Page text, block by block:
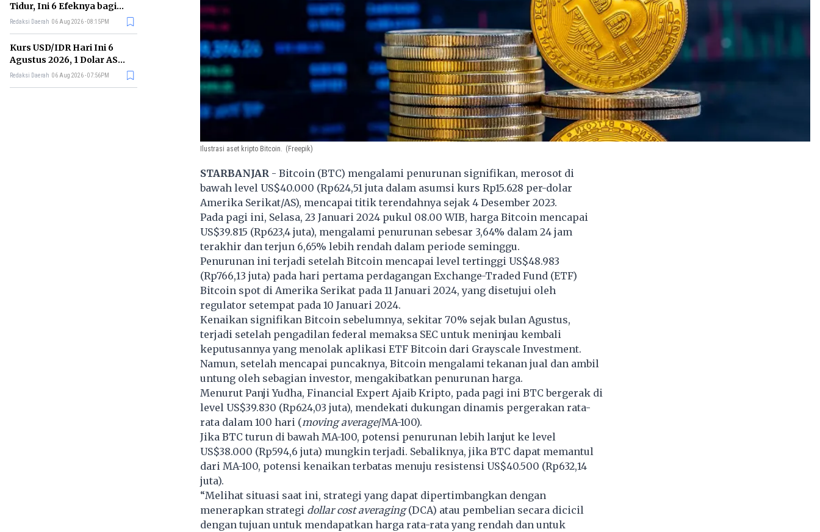
Tidur, Ini 6 Efeknya bagi
Kesehatan Tubuh
Redaksi Daerah 06 Aug 2026 - 08:15PM
Kurs USD/IDR Hari Ini 6
Agustus 2026, 1 Dolar AS
Kini Berapa Rupiah?
Redaksi Daerah 06 Aug 2026 - 07:56PM
Ilustrasi aset kripto Bitcoin. (Freepik)
STARBANJAR- Bitcoin (BTC) mengalami penurunan signifikan, merosot di
bawah level US$40.000 (Rp624,51 juta dalam asumsi kurs Rp15.628 per-dolar
Amerika Serikat/AS), mencapai titik terendahnya sejak 4 Desember 2023.
Pada pagi ini, Selasa, 23 Januari 2024 pukul 08.00 WIB, harga Bitcoin mencapai
US$39.815 (Rp623,4 juta), mengalami penurunan sebesar 3,64% dalam 24 jam
terakhir dan terjun 6,65% lebih rendah dalam periode seminggu.
Penurunan ini terjadi setelah Bitcoin mencapai level tertinggi US$48.983
(Rp766,13 juta) pada hari pertama perdagangan Exchange-Traded Fund (ETF)
Bitcoin spot di Amerika Serikat pada 11 Januari 2024, yang disetujui oleh
regulator setempat pada 10 Januari 2024.
Kenaikan signifikan Bitcoin sebelumnya, sekitar 70% sejak bulan Agustus,
terjadi setelah pengadilan federal memaksa SEC untuk meninjau kembali
keputusannya yang menolak aplikasi ETF Bitcoin dari Grayscale Investment.
Namun, setelah mencapai puncaknya, Bitcoin mengalami tekanan jual dan ambil
untung oleh sebagian investor, mengakibatkan penurunan harga.
Menurut Panji Yudha, Financial Expert Ajaib Kripto, pada pagi ini BTC bergerak di
level US$39.830 (Rp624,03 juta), mendekati dukungan dinamis pergerakan rata-
rata dalam 100 hari (moving average/MA-100).
Jika BTC turun di bawah MA-100, potensi penurunan lebih lanjut ke level
US$38.000 (Rp594,6 juta) mungkin terjadi. Sebaliknya, jika BTC dapat memantul
dari MA-100, potensi kenaikan terbatas menuju resistensi US$40.500 (Rp632,14
juta).
“Melihat situasi saat ini, strategi yang dapat dipertimbangkan dengan
menerapkan strategi dollar cost averaging(DCA) atau pembelian secara dicicil
dengan tujuan untuk mendapatkan harga rata-rata yang rendah dan untuk